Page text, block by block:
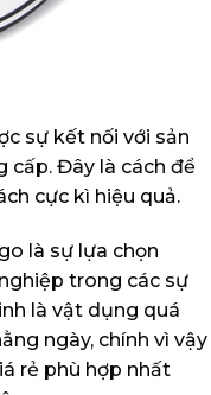
sự kết nối với sản
cấp. Đây là cách để
cực kì hiệu quả.
là sự lựa chọn
trong các sự
là vật dụng quá
ngày, chính vì vậy
rẻ phù hợp nhất